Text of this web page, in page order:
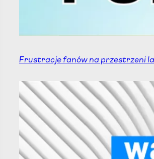
Frustracje fanów na przestrzeni